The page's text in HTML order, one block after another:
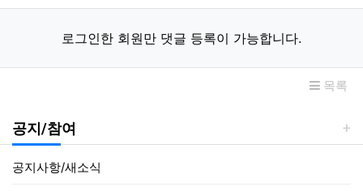
로그인한 회원만 댓글 등록이 가능합니다.
목록
공지/참여
공지사항/새소식